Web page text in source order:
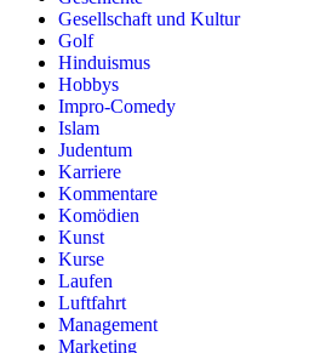
Gesellschaft und Kultur
Golf
Hinduismus
Hobbys
Impro-Comedy
Islam
Judentum
Karriere
Kommentare
Komödien
Kunst
Kurse
Laufen
Luftfahrt
Management
Marketing